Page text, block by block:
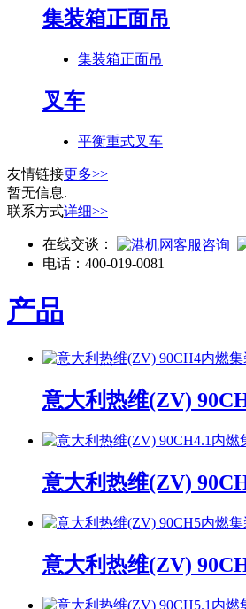
集装箱正面吊
集装箱正面吊
叉车
平衡重式叉车
友情链接更多>>
暂无信息.
联系方式详细>>
在线交谈：
电话： 400-019-0081
产品
意大利热维(ZV)
意大利热维(ZV)
意大利热维(ZV)